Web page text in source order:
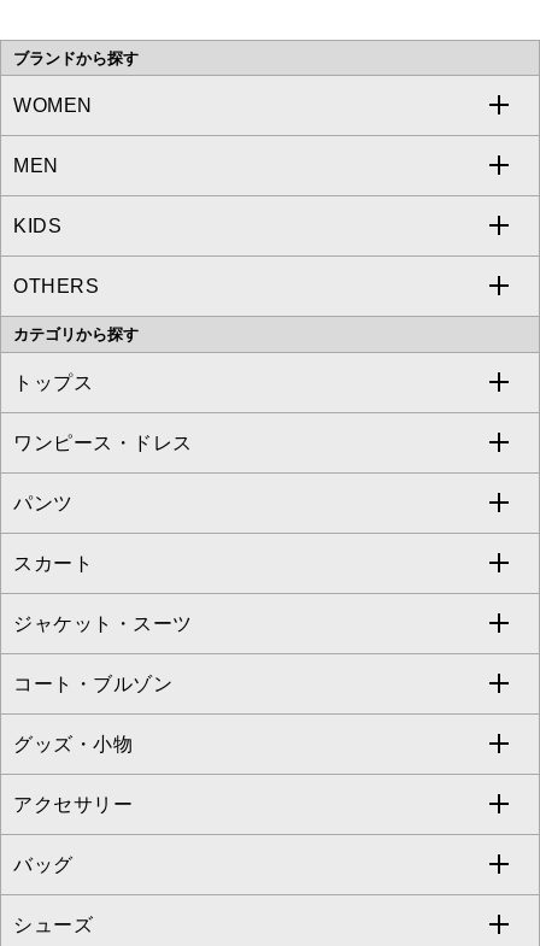
ブランドから探す
WOMEN
a.v.v
MICHEL KLEIN
MK MICHEL KLEIN
OFUON le MK
MEN
a.v.v
MICHEL KLEIN HOMME
MK MICHEL KLEIN HOMME
KIDS
a.v.v
OTHERS
MK MICHEL KLEIN BAG
カテゴリから探す
トップス
すべてのトップス
カットソー・Tシャツ
ブラウス・シャツ
ニット・セーター
カーディガン
アンサンブルセット
ベスト・ジレ
パーカー
タンクトップ・キャミソール
ワンピース・ドレス
すべてのワンピース・ドレス
ワンピース
ドレス
チュニック
ジャンパースカート
その他のワンピース・ドレス
パンツ
すべてのパンツ
フルレングスパンツ
クロップド・半端丈パンツ
ガウチョ・ワイドパンツ
ハーフ・ショート丈パンツ
サロペット・オールインワン
その他のパンツ
スカート
すべてのスカート
ロング・マキシ丈スカート
ひざ丈スカート
ミモレ丈スカート
ショート・ミニ丈スカート
その他のスカート
ジャケット・スーツ
すべてのジャケット・スーツ
テーラードジャケット
ノーカラージャケット
セットアップ
セットアップジャケット
コート・ブルゾン
すべてのコート・ブルゾン
トレンチコート
ピーコート
ダッフルコート
グッズ・小物
すべてのグッズ・小物
マスク
ストール・マフラー・スヌード
アクセサリー
すべてのアクセサリー
ネックレス
バッグ
すべてのバッグ
シューズ